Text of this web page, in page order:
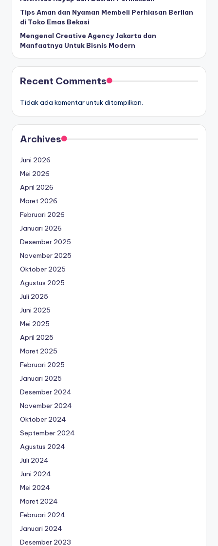
Tips Aman dan Nyaman Membeli Perhiasan Berlian
di Toko Emas Bekasi
Mengenal Creative Agency Jakarta dan
Manfaatnya Untuk Bisnis Modern
Recent Comments
Tidak ada komentar untuk ditampilkan.
Archives
Juni 2026
Mei 2026
April 2026
Maret 2026
Februari 2026
Januari 2026
Desember 2025
November 2025
Oktober 2025
Agustus 2025
Juli 2025
Juni 2025
Mei 2025
April 2025
Maret 2025
Februari 2025
Januari 2025
Desember 2024
November 2024
Oktober 2024
September 2024
Agustus 2024
Juli 2024
Juni 2024
Mei 2024
Maret 2024
Februari 2024
Januari 2024
Desember 2023